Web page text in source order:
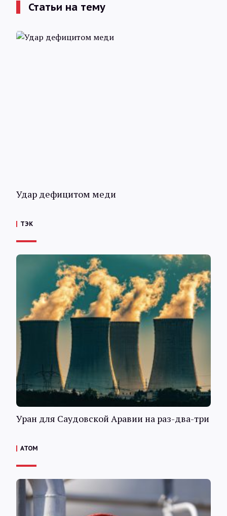
Статьи на тему
Удар дефицитом меди
ТЭК
Уран для Саудовской Аравии на раз-два-три
АТОМ